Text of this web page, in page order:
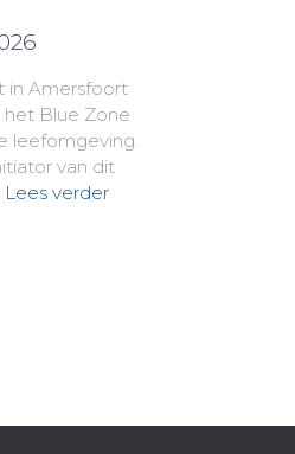
in Amersfoort
Blue Zone
leefomgeving.
van dit
Lees verder